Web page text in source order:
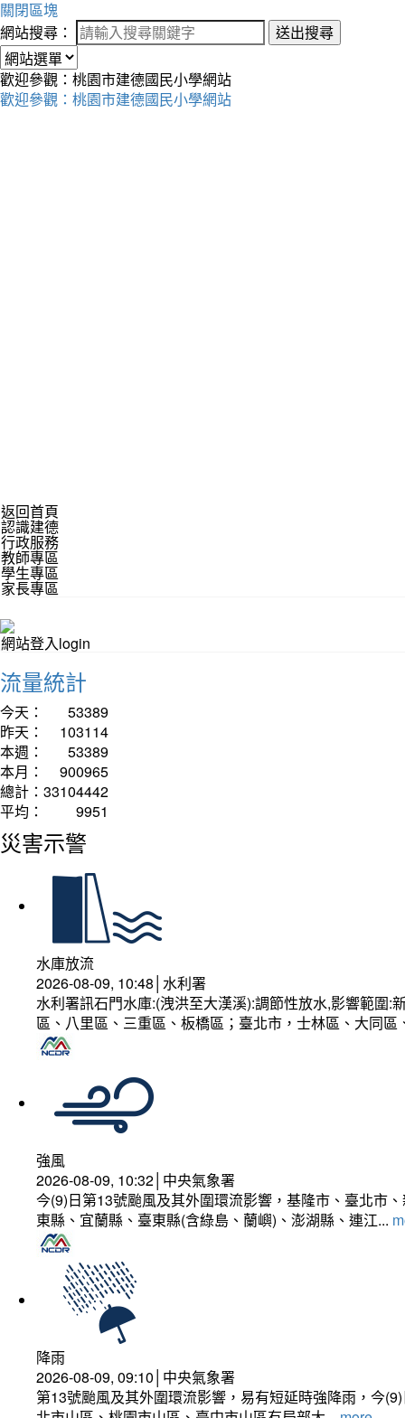
關閉區塊
網站搜尋：
送出搜尋
歡迎參觀：桃園市建德國民小學網站
歡迎參觀：桃園市建德國民小學網站
返回首頁
認識建德
行政服務
教師專區
學生專區
家長專區
網站登入login
流量統計
今天：
53389
昨天：
103114
本週：
53389
本月：
900965
總計： 33104442
平均：
9951
災害示警
水庫放流
2026-08-09, 10:48│水利署
水利署訊石門水庫:(洩洪至大漢溪):調節性放水,影響範圍
區、八里區、三重區、板橋區；臺北市，士林區、大同
強風
2026-08-09, 10:32│中央氣象署
今(9)日第13號颱風及其外圍環流影響，基隆市、臺北市
東縣、宜蘭縣、臺東縣(含綠島、蘭嶼)、澎湖縣、連江...
降雨
2026-08-09, 09:10│中央氣象署
第13號颱風及其外圍環流影響，易有短延時強降雨，今